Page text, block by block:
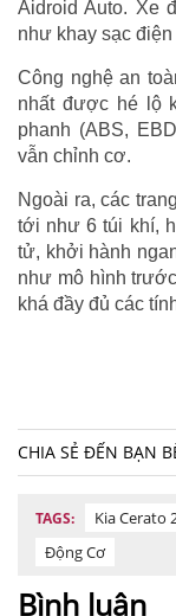
Aidroid Auto. Xe
như khay sạc
Công nghệ an
nhất được hé lộ
phanh (ABS,
vẫn chỉnh cơ.
Ngoài ra, các
tới như 6 túi khí,
tử, khởi hành
như mô hình
khá đầy đủ các
CHIA SẺ ĐẾN BẠN
TAGS: Kia Cerato
Động Cơ
Bình luận